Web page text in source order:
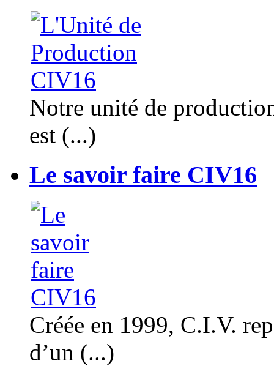
Notre unité de
est (...)
Le savoir faire CIV16
Créée en 1999, C.I.V.
d’un (...)